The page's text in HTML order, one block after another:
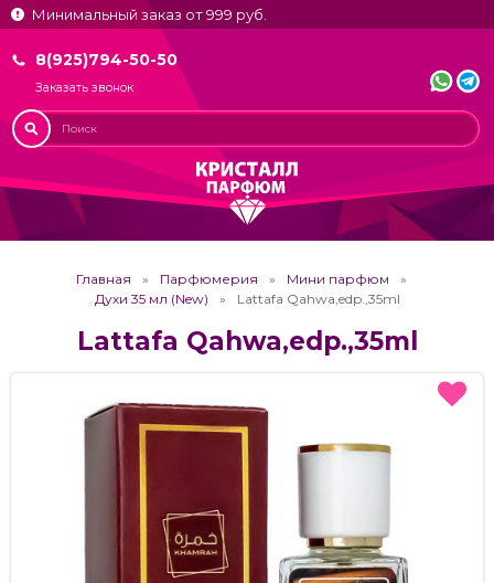
Минимальный заказ от 999 руб.
8(925)794-50-50
Заказать звонок
Главная Парфюмерия
Мини парфюм
Духи 35 мл (New)
Lattafa Qahwa,edp.,35ml
Lattafa Qahwa,edp.,35ml